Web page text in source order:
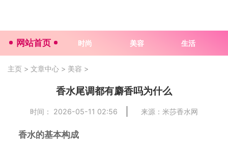
网站首页 时尚 美容 生活
主页 > 文章中心 > 美容 >
香水尾调都有麝香吗为什么
时间： 2026-05-11 02:56 来源：米莎香水网
香水的基本构成